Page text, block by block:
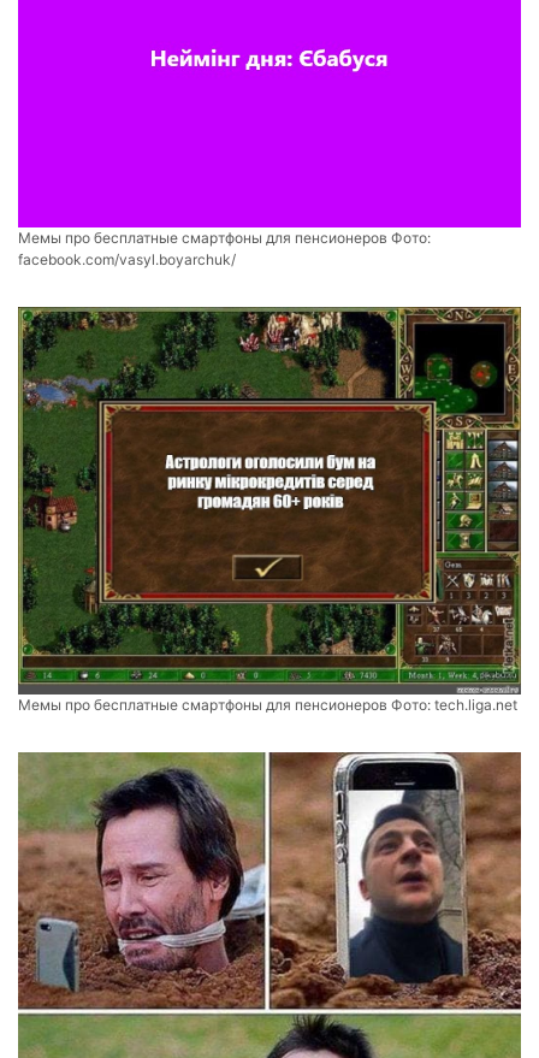
Мемы про бесплатные смартфоны для пенсионеров Фото:
facebook.com/vasyl.boyarchuk/
Мемы про бесплатные смартфоны для пенсионеров Фото: tech.liga.net